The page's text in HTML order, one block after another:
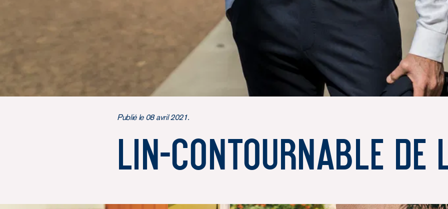
Publié le 08 avril 2021.
Lin-contournable de